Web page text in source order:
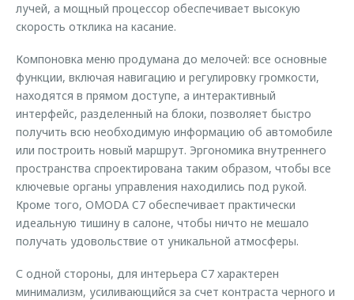
лучей, а мощный процессор обеспечивает высокую
скорость отклика на касание.
Компоновка меню продумана до мелочей: все основные
функции, включая навигацию и регулировку громкости,
находятся в прямом доступе, а интерактивный
интерфейс, разделенный на блоки, позволяет быстро
получить всю необходимую информацию об автомобиле
или построить новый маршрут. Эргономика внутреннего
пространства спроектирована таким образом, чтобы все
ключевые органы управления находились под рукой.
Кроме того, OMODA C7 обеспечивает практически
идеальную тишину в салоне, чтобы ничто не мешало
получать удовольствие от уникальной атмосферы.
С одной стороны, для интерьера C7 характерен
минимализм, усиливающийся за счет контраста черного и